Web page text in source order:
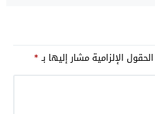
الحقول الإلزامية مشار إليها بـ*